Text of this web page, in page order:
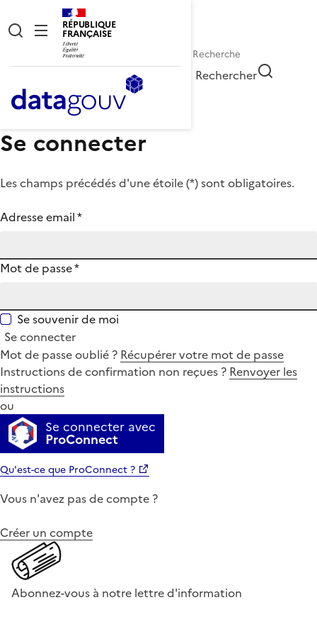
RÉPUBLIQUE
FRANÇAISE
Rechercher
Se connecter
Les champs précédés d'une étoile (*) sont obligatoires.
Adresse email*
Mot de passe*
Se souvenir de moi
Se connecter
Mot de passe oublié ? Récupérer votre mot de passe
Instructions de confirmation non reçues ? Renvoyer les
instructions
ou
Se connecter avec
ProConnect
Qu'est-ce que ProConnect ?
Vous n'avez pas de compte ?
Créer un compte
Abonnez-vous à notre lettre d'information